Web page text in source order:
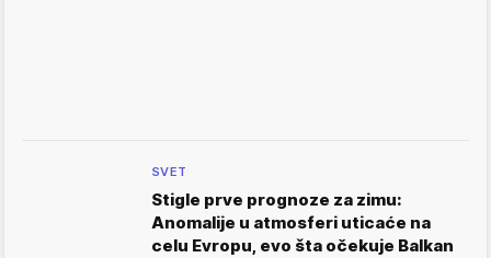
SVET
Stigle prve prognoze za zimu:
Anomalije u atmosferi uticaće na
celu Evropu, evo šta očekuje Balkan